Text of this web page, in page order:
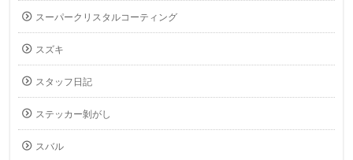
スーパークリスタルコーティング
スズキ
スタッフ日記
ステッカー剝がし
スバル